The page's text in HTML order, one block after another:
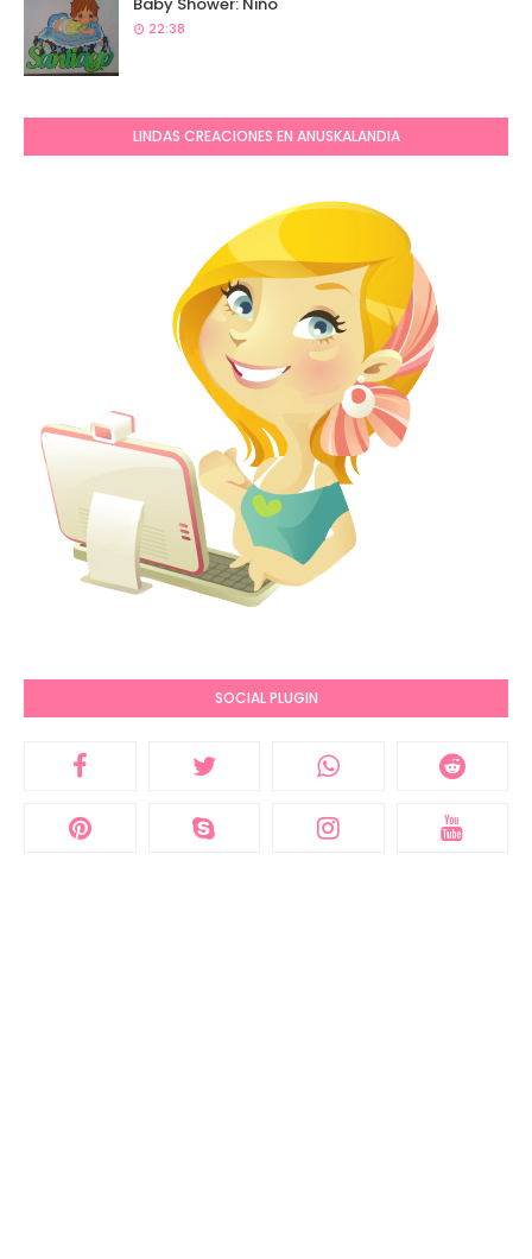
Baby Shower: Niño
22:38
LINDAS CREACIONES EN ANUSKALANDIA
SOCIAL PLUGIN